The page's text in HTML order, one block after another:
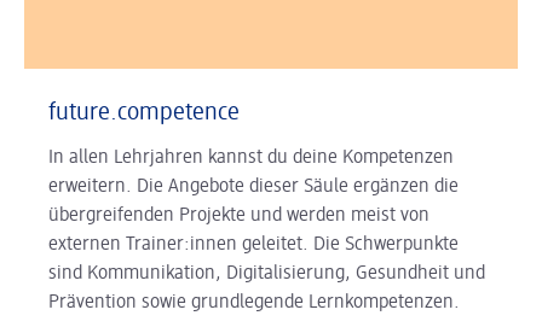
future.competence
In allen Lehrjahren kannst du deine Kompetenzen
erweitern. Die Angebote dieser Säule ergänzen die
übergreifenden Projekte und werden meist von
externen Trainer:innen geleitet. Die Schwerpunkte
sind Kommunikation, Digitalisierung, Gesundheit und
Prävention sowie grundlegende Lernkompetenzen.